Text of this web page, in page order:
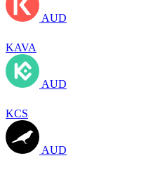
AUD
KAVA
AUD
KCS
AUD